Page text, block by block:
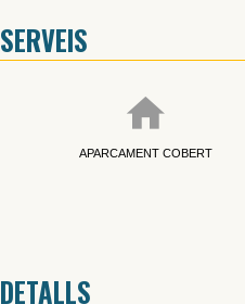
SERVEIS
APARCAMENT COBERT
DETALLS